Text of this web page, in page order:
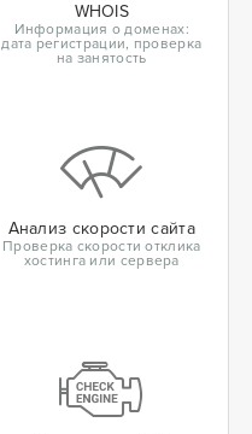
WHOIS
Информация о доменах:
дата регистрации, проверка
на занятость
Анализ скорости сайта
Проверка скорости отклика
хостинга или сервера